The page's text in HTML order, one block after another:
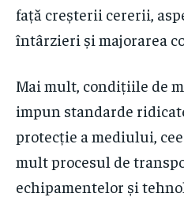
față creșterii cererii,
întârzieri și majorarea
Mai mult, condițiile de
impun standarde
protecție a mediului,
mult procesul de
echipamentelor și